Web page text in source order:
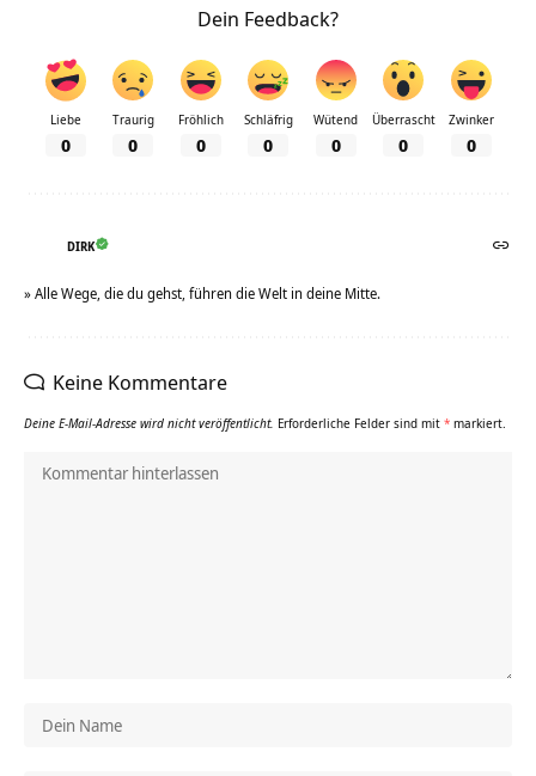
Dein Feedback?
Liebe
0
Traurig
0
Fröhlich
0
Schläfrig
0
Wütend
0
Überrascht
0
Zwinker
0
DIRK
» Alle Wege, die du gehst, führen die Welt in deine Mitte.
Keine Kommentare
Deine E-Mail-Adresse wird nicht veröffentlicht. Erforderliche Felder sind mit * markiert.